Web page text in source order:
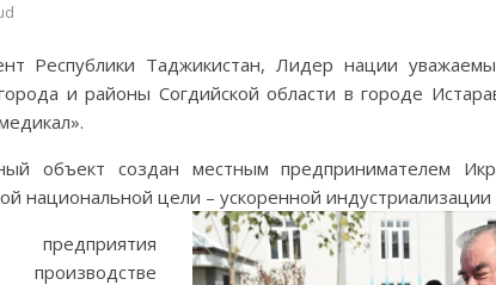
Республики Таджикистан, Лидер нации
и районы Согдийской области в городе
объект создан местным предпринимателем
национальной цели – ускоренной индустриализации